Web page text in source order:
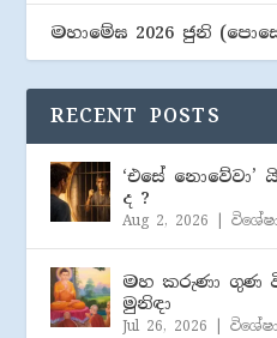
මහාමේඝ 2026 ජුනි
RECENT POSTS
‘එසේ
ද ?
Aug 2, 2026 |
මහ කරුණා ගුණ
මුනිඳා
Jul 26, 2026 |